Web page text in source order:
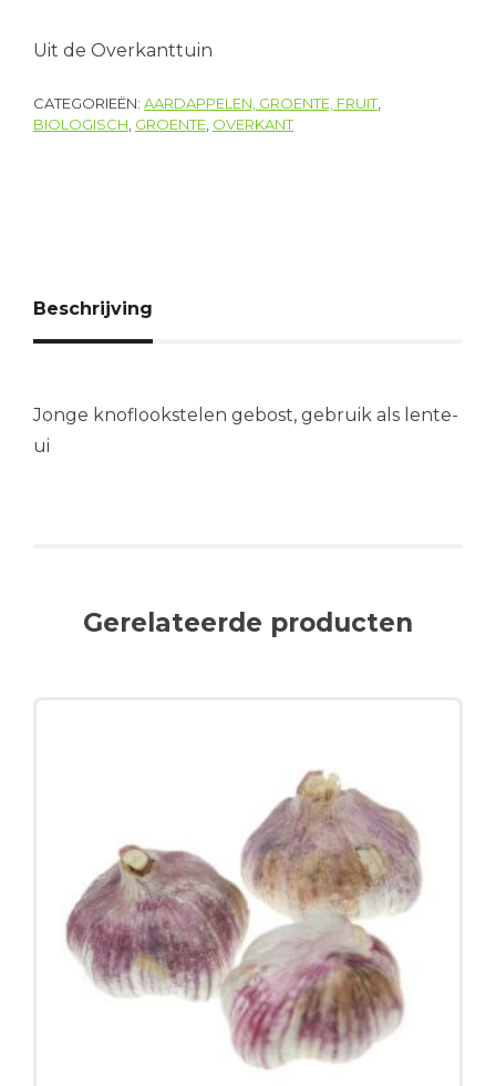
Uit de Overkanttuin
CATEGORIEËN: AARDAPPELEN, GROENTE, FRUIT,
BIOLOGISCH, GROENTE, OVERKANT
Beschrijving
Jonge knoflookstelen gebost, gebruik als lente-
ui
Gerelateerde producten